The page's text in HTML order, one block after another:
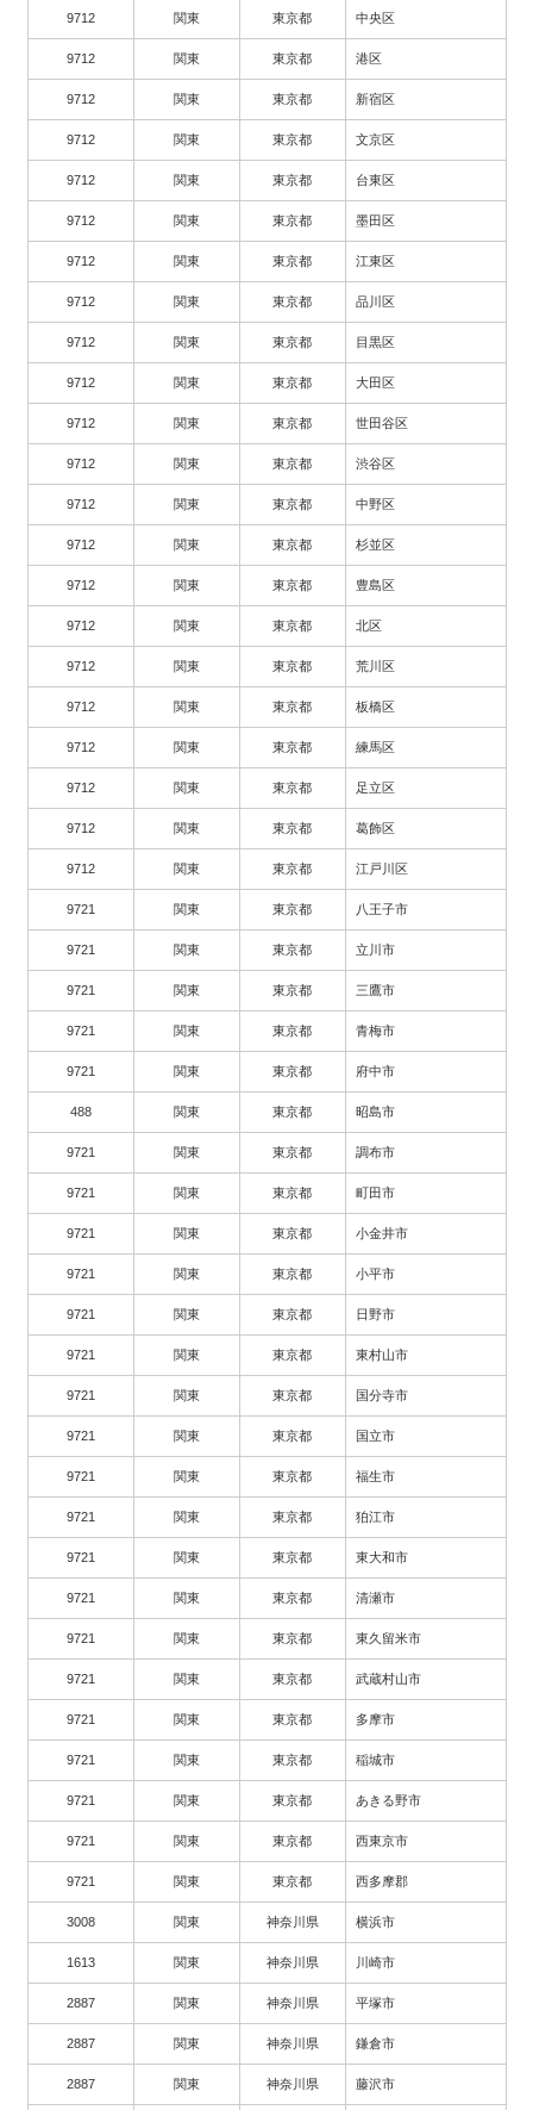
9712 関東 東京都 中央区
9712 関東 東京都 港区
9712 関東 東京都 新宿区
9712 関東 東京都 文京区
9712 関東 東京都 台東区
9712 関東 東京都 墨田区
9712 関東 東京都 江東区
9712 関東 東京都 品川区
9712 関東 東京都 目黒区
9712 関東 東京都 大田区
9712 関東 東京都 世田谷区
9712 関東 東京都 渋谷区
9712 関東 東京都 中野区
9712 関東 東京都 杉並区
9712 関東 東京都 豊島区
9712 関東 東京都 北区
9712 関東 東京都 荒川区
9712 関東 東京都 板橋区
9712 関東 東京都 練馬区
9712 関東 東京都 足立区
9712 関東 東京都 葛飾区
9712 関東 東京都 江戸川区
9721 関東 東京都 八王子市
9721 関東 東京都 立川市
9721 関東 東京都 三鷹市
9721 関東 東京都 青梅市
9721 関東 東京都 府中市
488 関東 東京都 昭島市
9721 関東 東京都 調布市
9721 関東 東京都 町田市
9721 関東 東京都 小金井市
9721 関東 東京都 小平市
9721 関東 東京都 日野市
9721 関東 東京都 東村山市
9721 関東 東京都 国分寺市
9721 関東 東京都 国立市
9721 関東 東京都 福生市
9721 関東 東京都 狛江市
9721 関東 東京都 東大和市
9721 関東 東京都 清瀬市
9721 関東 東京都 東久留米市
9721 関東 東京都 武蔵村山市
9721 関東 東京都 多摩市
9721 関東 東京都 稲城市
9721 関東 東京都 あきる野市
9721 関東 東京都 西東京市
9721 関東 東京都 西多摩郡
3008 関東 神奈川県 横浜市
1613 関東 神奈川県 川崎市
2887 関東 神奈川県 平塚市
2887 関東 神奈川県 鎌倉市
2887 関東 神奈川県 藤沢市